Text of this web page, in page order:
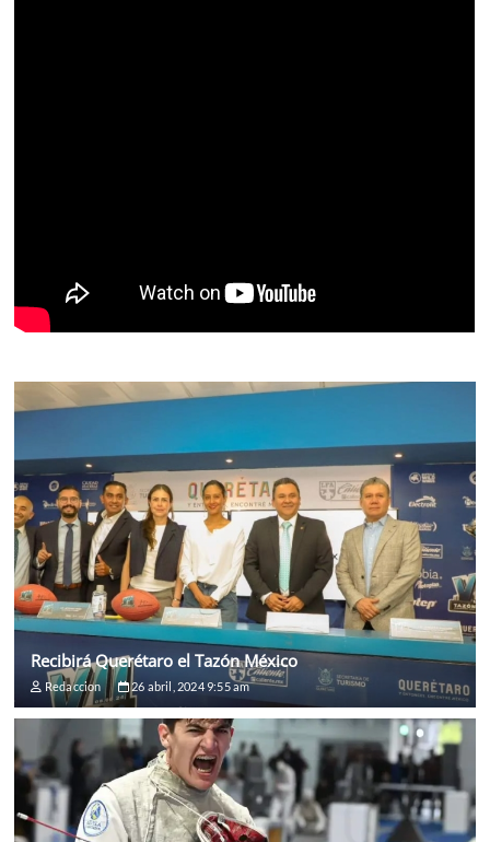
Recibirá Querétaro el Tazón México
Redaccion 26 abril, 2024 9:55 am